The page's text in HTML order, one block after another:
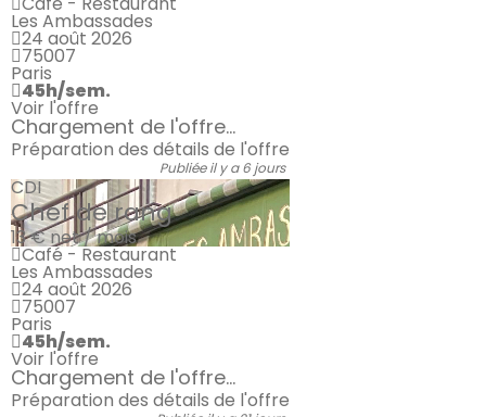
Les Ambassades
24 août 2026
75007
Paris
45h/sem.
Voir l'offre
Chargement de l'offre...
Préparation des détails de l'offre
Publiée il y a 6 jours
CDI
Chef de rang
13 €net / mois
Café - Restaurant
Les Ambassades
24 août 2026
75007
Paris
45h/sem.
Voir l'offre
Chargement de l'offre...
Préparation des détails de l'offre